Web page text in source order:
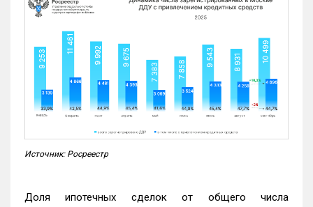
Источник: Росреестр
Доля ипотечных сделок от общего числа